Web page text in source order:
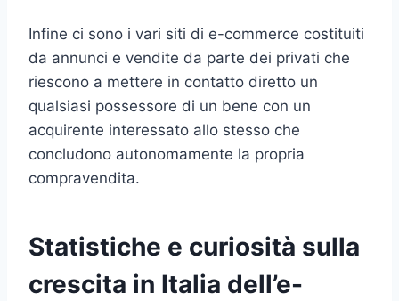
Infine ci sono i vari siti di e-commerce costituiti
da annunci e vendite da parte dei privati che
riescono a mettere in contatto diretto un
qualsiasi possessore di un bene con un
acquirente interessato allo stesso che
concludono autonomamente la propria
compravendita.
Statistiche e curiosità sulla
crescita in Italia dell’e-